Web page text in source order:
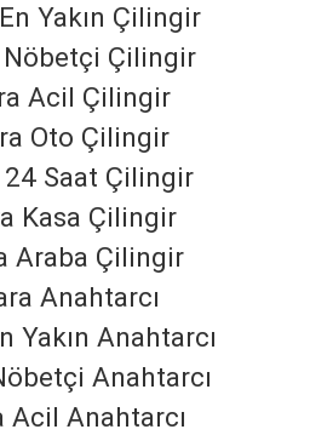
Yakın Çilingir
Nöbetçi Çilingir
Acil Çilingir
Oto Çilingir
24 Saat Çilingir
Kasa Çilingir
Araba Çilingir
Anahtarcı
Yakın Anahtarcı
Anahtarcı
Acil Anahtarcı